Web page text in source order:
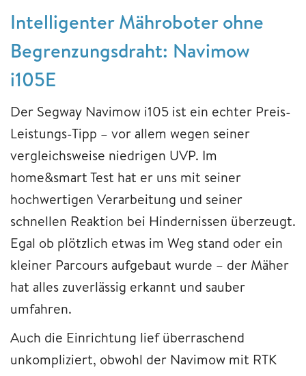
Intelligenter Mähroboter ohne
Begrenzungsdraht: Navimow
i105E
Der Segway Navimow i105 ist ein echter Preis-
Leistungs-Tipp – vor allem wegen seiner
vergleichsweise niedrigen UVP. Im
home&smart Test hat er uns mit seiner
hochwertigen Verarbeitung und seiner
schnellen Reaktion bei Hindernissen überzeugt.
Egal ob plötzlich etwas im Weg stand oder ein
kleiner Parcours aufgebaut wurde – der Mäher
hat alles zuverlässig erkannt und sauber
umfahren.
Auch die Einrichtung lief überraschend
unkompliziert, obwohl der Navimow mit RTK